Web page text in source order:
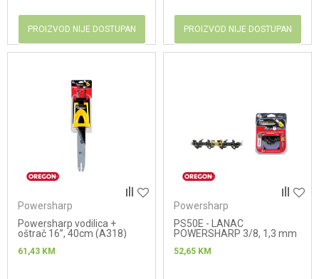
PROIZVOD NIJE DOSTUPAN PROIZVOD NIJE DOSTUPAN
Powersharp
Powersharp vodilica +
oštrač 16”, 40cm (A318)
61,43 KM
Powersharp
PS50E - LANAC
POWERSHARP 3/8, 1,3 mm
52,65 KM